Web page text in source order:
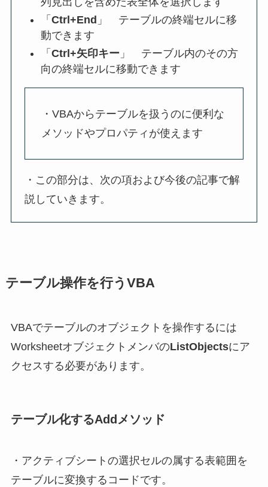
「Ctrl+End 」 テーブルの終端セルに移
動できます
「Ctrl+矢印キー 」 テーブル内のその方
向の終端セルに移動できます
・VBAからテーブルを扱うのに便利な
メソッドやプロパティが使えます
・この部分は、次の項および今後の記事で解
説していきます。
テーブル操作を行うVBA
VBAでテーブルのオブジェクトを操作するには
WorksheetオブジェクトメンバのListObjectsにア
クセスする必要があります。
テーブル化するAddメソッド
・アクティブシートの選択セルの属する表範囲を
テーブルに変換するコードです。